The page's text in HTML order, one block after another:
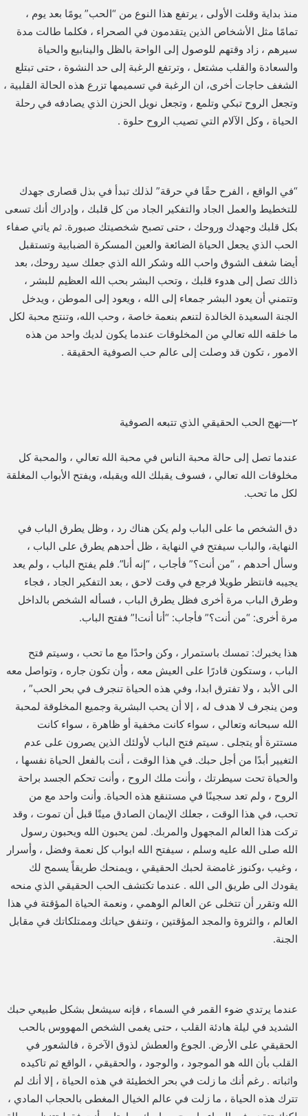
منذ بداية وقلت الأولى ، يرتفع هذا النوع من “الحب” يومًا بعد يوم ،
تمامًا مثل الأشخاص الذين يتقدمون في الصحراء ، فكلما طالت مدة
سيرهم ، زاد وقتهم للوصول إلى الواحة بالظل والينابيع والحياة
والسعادة والقلب مشتعل ، وترتفع الرغبة إلى حد النشوة ، حتى تبتلع
الشغف حاجات أخرى، ان الرغبة في تسميمها تزرع هذه الحالة القلبية ،
وتجعل الروح تبكي وتلمع ، وتجعل نويل الحزن الذي يصادفه في رحلة
الحياة ، وكل الآلام التي تصيب الروح حلوة .
“في الواقع ، الفرح حقًا في حرقة” لذلك تبدأ في بذل قصارى جهدك
للتخطيط والعمل الجاد والتفكير الجاد من كل قلبك ، وإدراك أنك تسعى
بكل قلبك وجهدك وروحك ، حتى تصبح شخصيتك صبورة. ثم ياتي صفاء
الحب الذي يجعل الحياة الضائعة والعين المسكرة الضبابية وتستقبل
أيضا شغف الشوق واحب الله وشكر الله الذي جعلك سيد روحك، بعد
ذالك تصل إلى هدوء قلبك ، وتحب البشر بحب الله العظيم للبشر ،
وتتمني أن يعود البشر جمعاء إلى الله ، ويعود إلى الموطن ، ويدخل
الجنة السعيدة الخالدة لتنعم بنعمة خاصة ، وحب الله، وتنتج محبة لكل
ما خلقه الله تعالي من المخلوقات عندما يكون لديك واحد من هذه
الامور ، تكون قد وصلت إلى عالم حب الصوفية الحقيقة .
٢—نهج الحب الحقيقي الذي تتبعه الصوفية
عندما تصل إلى حالة محبة الناس في محبة الله تعالي ، والمحبة كل
مخلوقات الله تعالي ، فسوف يقبلك الله ويقبله، ويفتح الأبواب المغلقة
لكل ما تحب.
دق الشخص ما على الباب ولم يكن هناك رد ، وظل يطرق الباب في
النهاية، والباب سيفتح في النهاية ، ظل أحدهم يطرق على الباب ،
وسأل أحدهم ، “من أنت؟” فأجاب ، “إنه أنا”. فلم يفتح الباب ، ولم يعد
يجيبه فانتظر طويلا فرجع في وقت لاحق ، بعد التفكير الجاد ، فجاء
وطرق الباب مرة أخرى فظل يطرق الباب ، فسأله الشخص بالداخل
مرة أخرى: “من أنت؟” فأجاب: “أنا أنت!” ففتح الباب.
هذا يخبرك: تمسك باستمرار ، وكن واحدًا مع ما تحب ، وسيتم فتح
الباب ، وستكون قادرًا على العيش معه ، وأن تكون جاره ، وتواصل معه
الى الأبد ، ولا تفترق ابدا، وفي هذه الحياة تنجرف في بحر الحب” ،
ومن ينجرف لا هدف له ، إلا أن يحب البشرية وجميع المخلوقة لمحبة
الله سبحانه وتعالي ، سواء كانت مخفية أو ظاهرة ، سواء كانت
مستترة أو يتجلى . سيتم فتح الباب لأولئك الذين يصرون على عدم
التغيير أبدًا من أجل حبك. في هذا الوقت ، أنت بالفعل الحياة نفسها ،
والحياة تحت سيطرتك ، وأنت ملك الروح ، وأنت تحكم الجسد براحة
الروح ، ولم تعد سجينًا في مستنقع هذه الحياة. وأنت واحد مع من
تحب، في هذا الوقت ، جعلك الإيمان الصادق ميتًا قبل أن تموت ، وقد
تركت هذا العالم المجهول والمربك. لمن يحبون الله ويحبون رسول
الله صلى الله عليه وسلم ، سيفتح الله ابواب كل نعمة وفضل ، وأسرار
، وغيب ،وكنوز غامضة لحبك الحقيقي ، ويمنحك طريقاً يسمح لك
يقودك الى طريق الى الله . عندما تكتشف الحب الحقيقي الذي منحه
الله وتقرر أن تتخلى عن العالم الوهمي ، ونعمة الحياة المؤقتة في هذا
العالم ، والثروة والمجد المؤقتين ، وتنفق حياتك وممتلكاتك في مقابل
الجنة.
عندما يرتدي ضوء القمر في السماء ، فإنه سيشعل بشكل طبيعي حبك
الشديد في ليلة هادئة القلب ، حتى يغمى الشخص المهووس بالحب
الحقيقي على الأرض. الجوع والعطش لذوق الآخرة ، فالشعور في
القلب بأن الله هو الموجود ، والوجود ، والحقيقي ، الواقع ثم تاكيده
واثباته . رغم أنك ما زلت في بحر الخطيئة في هذه الحياة ، إلا أنك لم
تترك هذه الحياة ، ما زلت في عالم الخيال المغطى بالحجاب المادي ،